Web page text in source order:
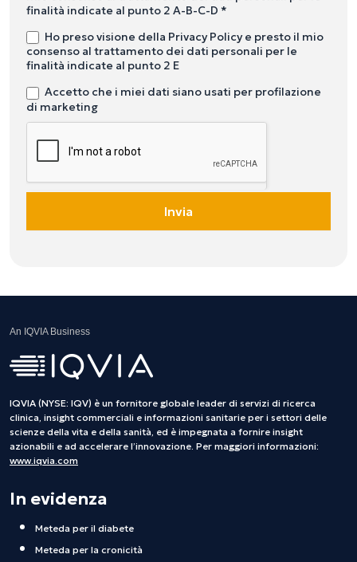
finalità indicate al punto 2 A-B-C-D *
Ho preso visione della Privacy Policy e presto il mio
consenso al trattamento dei dati personali per le
finalità indicate al punto 2 E
Accetto che i miei dati siano usati per profilazione
di marketing
Invia
An IQVIA Business
IQVIA (NYSE: IQV) è un fornitore globale leader di servizi di ricerca
clinica, insight commerciali e informazioni sanitarie per i settori delle
scienze della vita e della sanità, ed è impegnata a fornire insight
azionabili e ad accelerare l’innovazione. Per maggiori informazioni:
www.iqvia.com
In evidenza
Meteda per il diabete
Meteda per la cronicità